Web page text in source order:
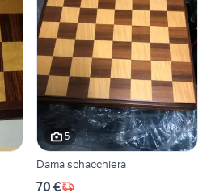
5
Dama schacchiera
70 €